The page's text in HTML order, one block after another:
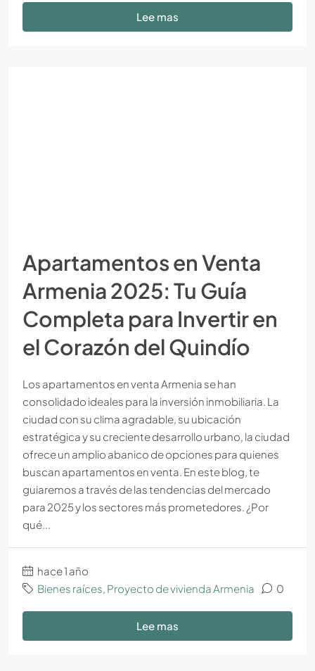
Lee mas
Apartamentos en Venta
Armenia 2025: Tu Guía
Completa para Invertir en
el Corazón del Quindío
Los apartamentos en venta Armenia se han
consolidado ideales para la inversión inmobiliaria. La
ciudad con su clima agradable, su ubicación
estratégica y su creciente desarrollo urbano, la ciudad
ofrece un amplio abanico de opciones para quienes
buscan apartamentos en venta. En este blog, te
guiaremos a través de las tendencias del mercado
para 2025 y los sectores más prometedores. ¿Por
qué...
hace 1 año
Bienes raíces, Proyecto de vivienda Armenia 0
Lee mas